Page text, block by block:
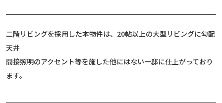
二階リビングを採用した本物件は、20帖以上の大型リビングに勾配
天井
間接照明のアクセント等を施した他にはない一邸に仕上がっており
ます。